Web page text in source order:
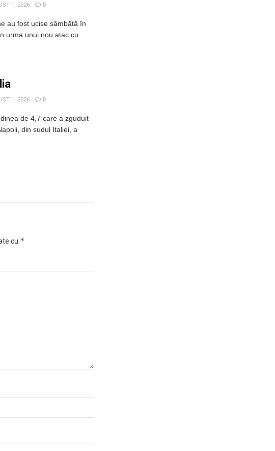
1, 2026 0
au fost ucise sâmbătă în
urma unui nou atac cu...
1, 2026 0
de 4,7 care a zguduit
din sudul Italiei, a
cu *